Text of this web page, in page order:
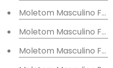
Moletom Masculino
Moletom Masculino
Moletom Masculino